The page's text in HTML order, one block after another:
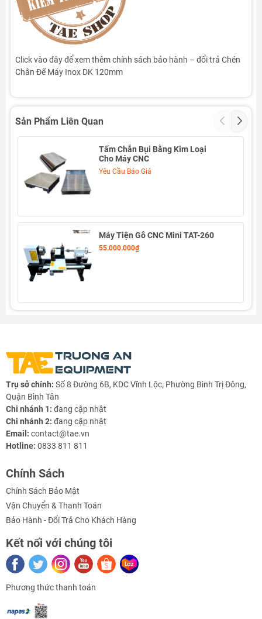
Click vào đây để xem thêm chính sách bảo hành – đổi trả Chén
Chân Đế Máy Inox DK 120mm
Sản Phẩm Liên Quan
Tấm Chắn Bụi Bằng Kim Loại
Cho Máy CNC
Yêu Cầu Báo Giá
Máy Tiện Gỗ CNC Mini TAT-260
55.000.000₫
Trụ sở chính: Số 8 Đường 6B, KDC Vĩnh Lộc, Phường Bình Trị Đông,
Quận Bình Tân
Chi nhánh 1: đang cập nhật
Chi nhánh 2: đang cập nhật
Email: contact@tae.vn
Hotline: 0833 811 811
Chính Sách
Chính Sách Bảo Mật
Vận Chuyển & Thanh Toán
Bảo Hành - Đổi Trả Cho Khách Hàng
Kết nối với chúng tôi
Phương thức thanh toán